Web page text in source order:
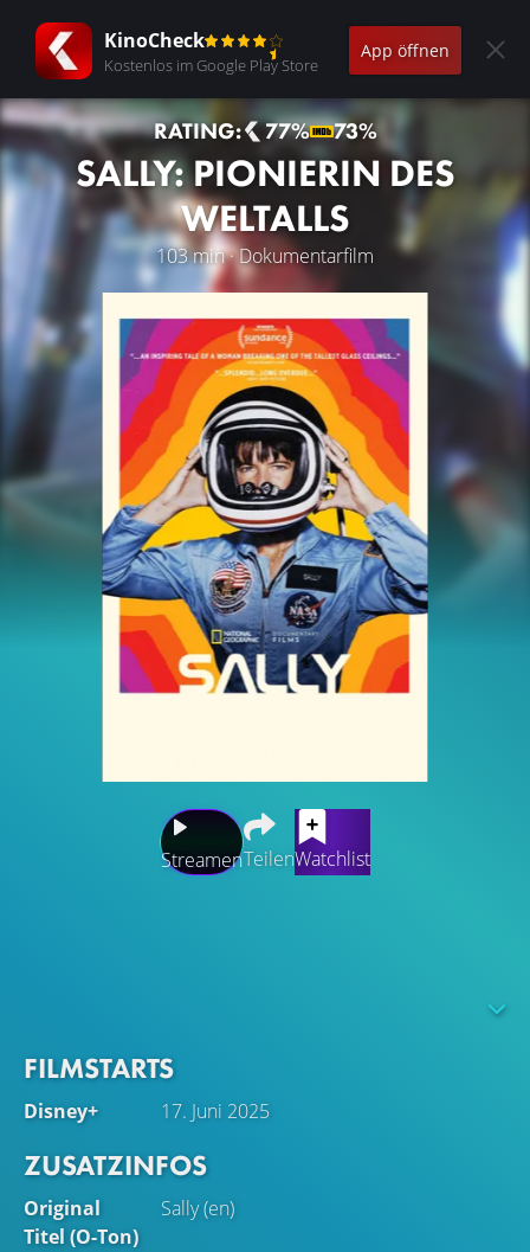
KinoCheck
Kostenlos im Google Play Store
App öffnen
RATING: 77% 73%
SALLY: PIONIERIN DES
WELTALLS
103 min · Dokumentarfilm
StreamenTeilenWatchlist
enthüllt ihre 27 Jahre währende heimliche Romanze und
FILMSTARTS
Disney+ 17. Juni 2025
ZUSATZINFOS
Original
Titel (O-Ton)
Sally (en)